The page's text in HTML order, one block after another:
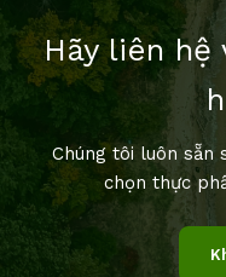
Hãy liên hệ
Chúng tôi luôn
chọn thực